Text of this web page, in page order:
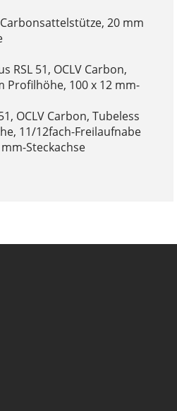
20 mm
RSL 51, OCLV Carbon,
Profilhöhe, 100 x 12 mm-
OCLV Carbon, Tubeless
11/12fach-Freilaufnabe
Steckachse